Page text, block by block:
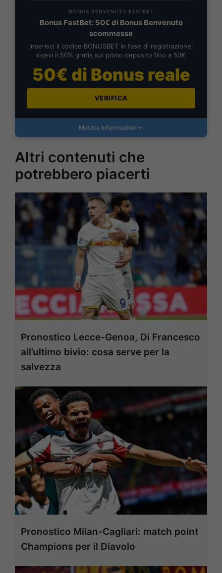
BONUS BENVENUTO FASTBET
Bonus FastBet: 50€ di Bonus Benvenuto
scommesse
Inserisci il codice BONUSBET in fase di registrazione:
ricevi il 50% gratis sul primo deposito fino a 50€
50€ di Bonus reale
VERIFICA
Mostra Informazioni
Altri contenuti che
potrebbero piacerti
Pronostico Lecce-Genoa, Di Francesco
all’ultimo bivio: cosa serve per la
salvezza
Pronostico Milan-Cagliari: match point
Champions per il Diavolo